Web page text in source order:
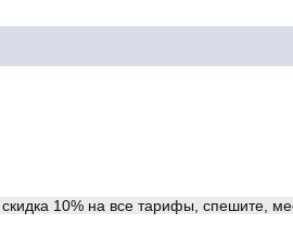
10% на все тарифы, спешите,